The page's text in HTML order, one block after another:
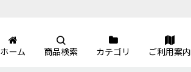
ホーム 商品検索 カテゴリ ご利用案内